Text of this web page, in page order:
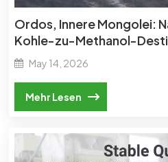
Ordos, Innere Mongolei:
Kohle-zu-Methanol-
einer Kapazität von 600
May 14, 2026
Mehr Lesen